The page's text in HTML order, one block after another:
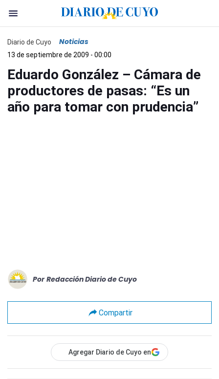
Diario de Cuyo Noticias
13 de septiembre de 2009 - 00:00
Eduardo González – Cámara de
productores de pasas: “Es un
año para tomar con prudencia”
Por Redacción Diario de Cuyo
Compartir
Agregar Diario de Cuyo en